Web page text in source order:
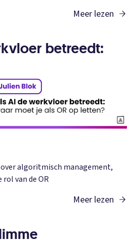
Meer lezen
betreedt:
algoritmisch management,
rol van de OR
Meer lezen